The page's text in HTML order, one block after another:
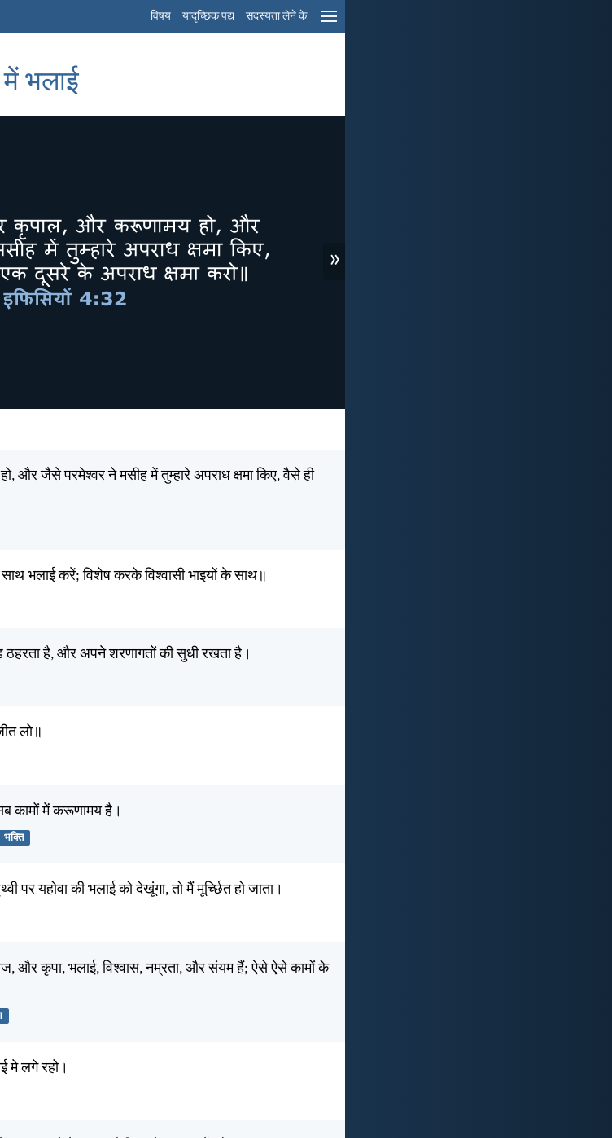
विषय यादृच्छिक पद्य सदस्यता लेने के
में भलाई
»
जैसे परमेश्वर ने मसीह में तुम्हारे अपराध क्षमा किए, वैसे ही
भलाई करें; विशेष करके विश्वासी भाइयों के साथ॥
है, और अपने शरणागतों की सुधी रखता है।
लो॥
कामों में करूणामय है।
भक्ति
पर यहोवा की भलाई को देखूंगा, तो मैं मूर्च्छित हो जाता।
और कृपा, भलाई, विश्वास, नम्रता, और संयम हैं; ऐसे ऐसे कामों के
मे लगे रहो।